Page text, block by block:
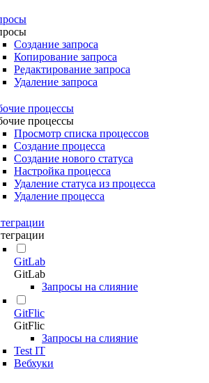
Создание запроса
Копирование запроса
Редактирование запроса
Удаление запроса
процессы
процессы
Просмотр списка процессов
Создание процесса
Создание нового статуса
Настройка процесса
Удаление статуса из процесса
Удаление процесса
GitLab
GitLab
Запросы на слияние
GitFlic
GitFlic
Запросы на слияние
Test IT
Вебхуки